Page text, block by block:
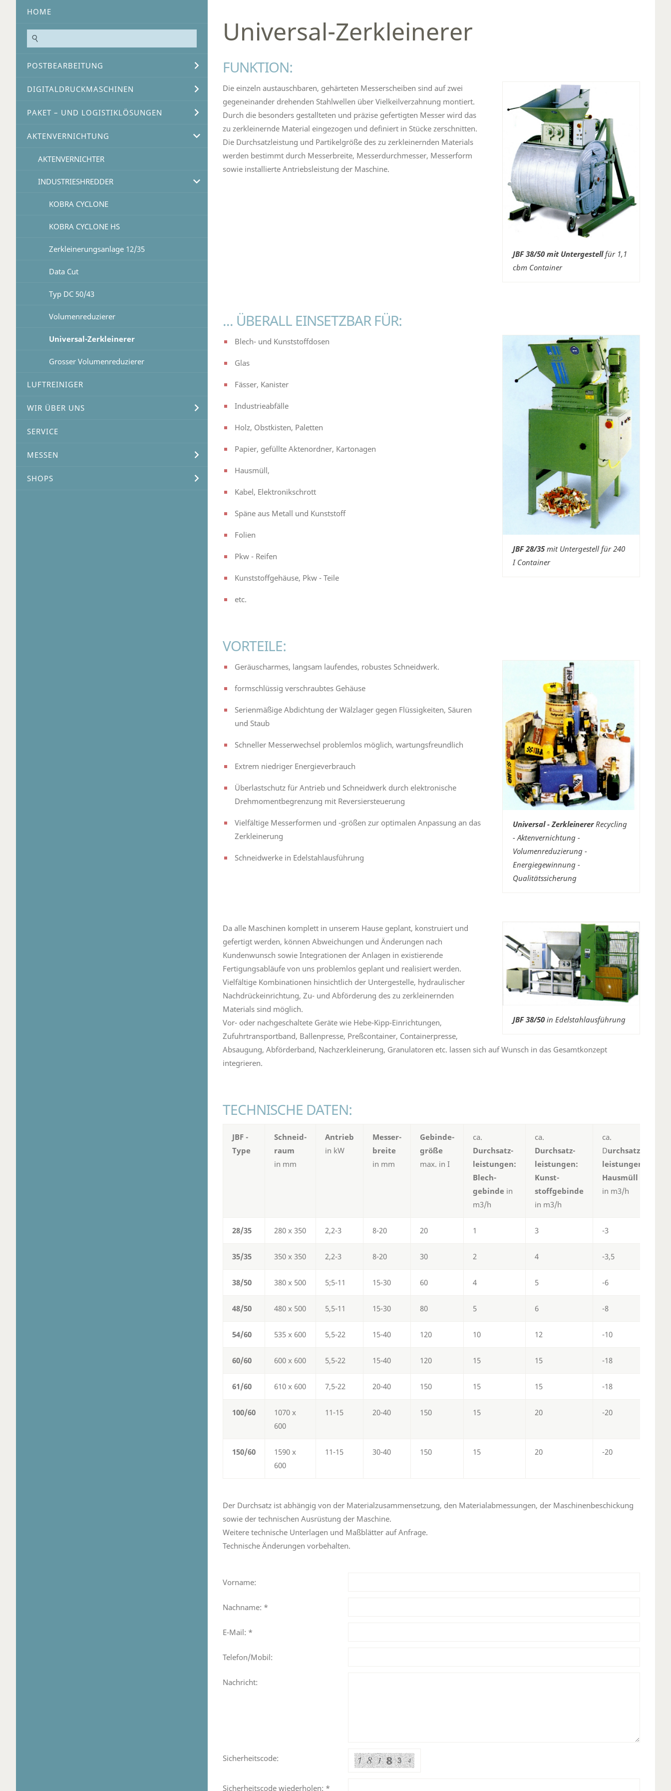
HOME
POSTBEARBEITUNG
DIGITALDRUCKMASCHINEN
PAKET – UND LOGISTIKLÖSUNGEN
AKTENVERNICHTUNG
AKTENVERNICHTER
INDUSTRIESHREDDER
KOBRA CYCLONE
KOBRA CYCLONE HS
Zerkleinerungsanlage 12/35
Data Cut
Typ DC 50/43
Volumenreduzierer
Universal-Zerkleinerer
Grosser Volumenreduzierer
LUFTREINIGER
WIR ÜBER UNS
SERVICE
MESSEN
SHOPS
Universal-Zerkleinerer
FUNKTION:
JBF 38/50 mit Untergestellfür 1,1
cbm Container
Die einzeln austauschbaren, gehärteten Messerscheiben sind auf zwei
gegeneinander drehenden Stahlwellen über Vielkeilverzahnung montiert.
Durch die besonders gestallteten und präzise gefertigten Messer wird das
zu zerkleinernde Material eingezogen und definiert in Stücke zerschnitten.
Die Durchsatzleistung und Partikelgröße des zu zerkleinernden Materials
werden bestimmt durch Messerbreite, Messerdurchmesser, Messerform
sowie installierte Antriebsleistung der Maschine.
... ÜBERALL EINSETZBAR FÜR:
JBF 28/35mit Untergestell für 240
I Container
Blech- und Kunststoffdosen
Glas
Fässer, Kanister
Industrieabfälle
Holz, Obstkisten, Paletten
Papier, gefüllte Aktenordner, Kartonagen
Hausmüll,
Kabel, Elektronikschrott
Späne aus Metall und Kunststoff
Folien
Pkw - Reifen
Kunststoffgehäuse, Pkw - Teile
etc.
VORTEILE:
Universal - ZerkleinererRecycling
- Aktenvernichtung -
Volumenreduzierung -
Energiegewinnung -
Qualitätssicherung
Geräuscharmes, langsam laufendes, robustes Schneidwerk.
formschlüssig verschraubtes Gehäuse
Serienmäßige Abdichtung der Wälzlager gegen Flüssigkeiten, Säuren
und Staub
Schneller Messerwechsel problemlos möglich, wartungsfreundlich
Extrem niedriger Energieverbrauch
Überlastschutz für Antrieb und Schneidwerk durch elektronische
Drehmomentbegrenzung mit Reversiersteuerung
Vielfältige Messerformen und -größen zur optimalen Anpassung an das
Zerkleinerung
Schneidwerke in Edelstahlausführung
JBF 38/50 in Edelstahlausführung
Da alle Maschinen komplett in unserem Hause geplant, konstruiert und
gefertigt werden, können Abweichungen und Änderungen nach
Kundenwunsch sowie Integrationen der Anlagen in existierende
Fertigungsabläufe von uns problemlos geplant und realisiert werden.
Vielfältige Kombinationen hinsichtlich der Untergestelle, hydraulischer
Nachdrückeinrichtung, Zu- und Abförderung des zu zerkleinernden
Materials sind möglich.
Vor- oder nachgeschaltete Geräte wie Hebe-Kipp-Einrichtungen,
Zufuhrtransportband, Ballenpresse, Preßcontainer, Containerpresse,
Absaugung, Abförderband, Nachzerkleinerung, Granulatoren etc. lassen sich auf Wunsch in das Gesamtkonzept
integrieren.
TECHNISCHE DATEN:
JBF -
Type
Schneid-
raum
in mm
Antrieb
in kW
Messer-
breite
in mm
Gebinde-
größe
max. in I
ca.
Durchsatz-
leistungen:
Blech-
gebinde in
m3/h
ca.
Durchsatz-
leistungen:
Kunst-
stoffgebinde
in m3/h
ca.
Durchsatz-
leistungen:
Hausmüll
in m3/h
28/35 280 x 350 2,2-3 8-20 20 1 3 -3
35/35 350 x 350 2,2-3 8-20 30 2 4 -3,5
38/50 380 x 500 5;5-11 15-30 60 4 5 -6
48/50 480 x 500 5,5-11 15-30 80 5 6 -8
54/60 535 x 600 5,5-22 15-40 120 10 12 -10
60/60 600 x 600 5,5-22 15-40 120 15 15 -18
61/60 610 x 600 7,5-22 20-40 150 15 15 -18
100/60
1070 x
600
11-15 20-40 150 15 20 -20
150/60
1590 x
600
11-15 30-40 150 15 20 -20
Der Durchsatz ist abhängig von der Materialzusammensetzung, den Materialabmessungen, der Maschinenbeschickung
sowie der technischen Ausrüstung der Maschine.
Weitere technische Unterlagen und Maßblätter auf Anfrage.
Technische Änderungen vorbehalten.
Vorname:
Nachname: *
E-Mail: *
Telefon/Mobil:
Nachricht:
Sicherheitscode:
Sicherheitscode wiederholen: *